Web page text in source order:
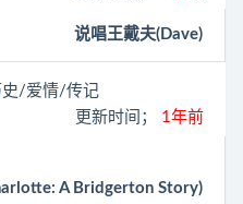
说唱王戴夫(Dave)
史/爱情/传记
更新时间；
1年前
A Bridgerton Story)